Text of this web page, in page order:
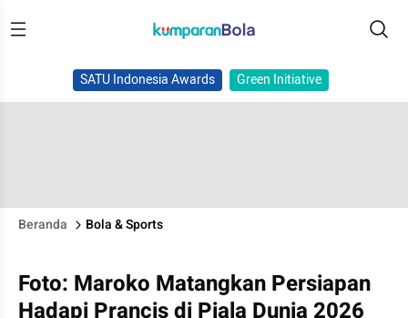
SATU Indonesia Awards Green Initiative
Beranda Bola & Sports
Foto: Maroko Matangkan Persiapan
Hadapi Prancis di Piala Dunia 2026